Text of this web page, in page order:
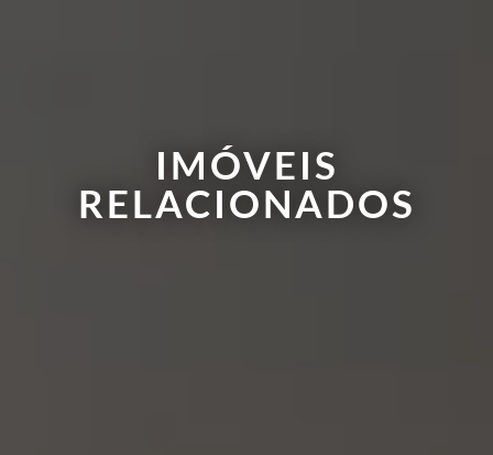
IMÓVEIS
RELACIONADOS